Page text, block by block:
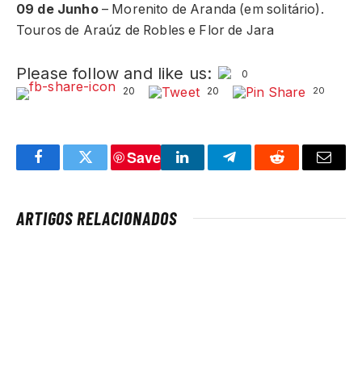
09 de Junho– Morenito de Aranda (em solitário).
Touros de Araúz de Robles e Flor de Jara
Please follow and like us:
0
20
20 20
FacebookTwitter
Save
LinkedInTelegramReddit Email
ARTIGOS RELACIONADOS